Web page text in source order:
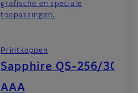
grafische en speciale
toepassingen.
Printkoppen
Sapphire QS-256/30
AAA